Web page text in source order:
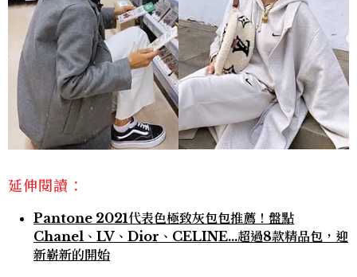
延伸閱讀：
Pantone 2021代表色極致灰包包推薦！盤點
Chanel、LV、Dior、CELINE…超過8款精品包，迎
新嶄新的開始